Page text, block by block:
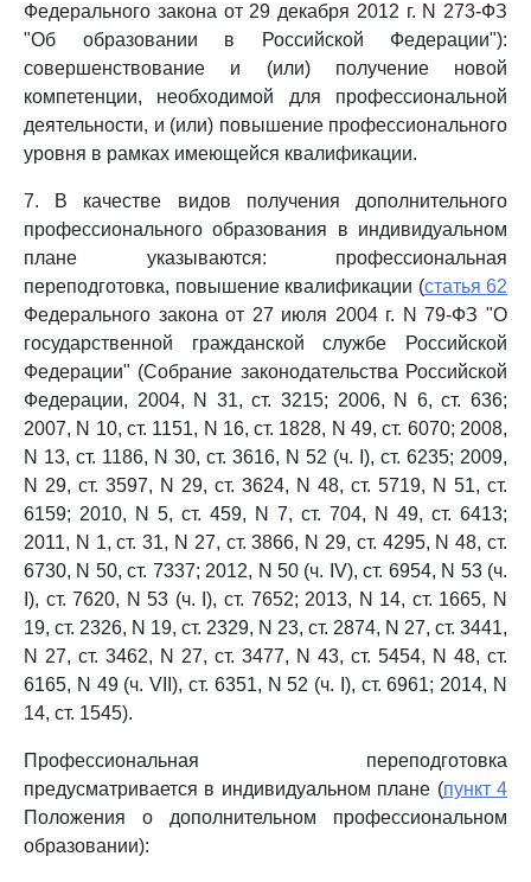
Федерального закона от 29 декабря 2012 г. N 273-ФЗ
"Об образовании в Российской Федерации"):
совершенствование и (или) получение новой
компетенции, необходимой для профессиональной
деятельности, и (или) повышение профессионального
уровня в рамках имеющейся квалификации.
7. В качестве видов получения дополнительного
профессионального образования в индивидуальном
плане указываются: профессиональная
переподготовка, повышение квалификации (статья 62
Федерального закона от 27 июля 2004 г. N 79-ФЗ "О
государственной гражданской службе Российской
Федерации" (Собрание законодательства Российской
Федерации, 2004, N 31, ст. 3215; 2006, N 6, ст. 636;
2007, N 10, ст. 1151, N 16, ст. 1828, N 49, ст. 6070; 2008,
N 13, ст. 1186, N 30, ст. 3616, N 52 (ч. I), ст. 6235; 2009,
N 29, ст. 3597, N 29, ст. 3624, N 48, ст. 5719, N 51, ст.
6159; 2010, N 5, ст. 459, N 7, ст. 704, N 49, ст. 6413;
2011, N 1, ст. 31, N 27, ст. 3866, N 29, ст. 4295, N 48, ст.
6730, N 50, ст. 7337; 2012, N 50 (ч. IV), ст. 6954, N 53 (ч.
I), ст. 7620, N 53 (ч. I), ст. 7652; 2013, N 14, ст. 1665, N
19, ст. 2326, N 19, ст. 2329, N 23, ст. 2874, N 27, ст. 3441,
N 27, ст. 3462, N 27, ст. 3477, N 43, ст. 5454, N 48, ст.
6165, N 49 (ч. VII), ст. 6351, N 52 (ч. I), ст. 6961; 2014, N
14, ст. 1545).
Профессиональная переподготовка
предусматривается в индивидуальном плане (пункт 4
Положения о дополнительном профессиональном
образовании):